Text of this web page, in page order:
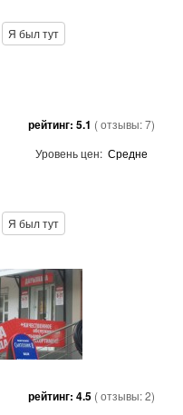
Я был тут
рейтинг: 5.1 ( отзывы:7)
Уровень цен: Средне
Я был тут
рейтинг: 4.5 ( отзывы:2)